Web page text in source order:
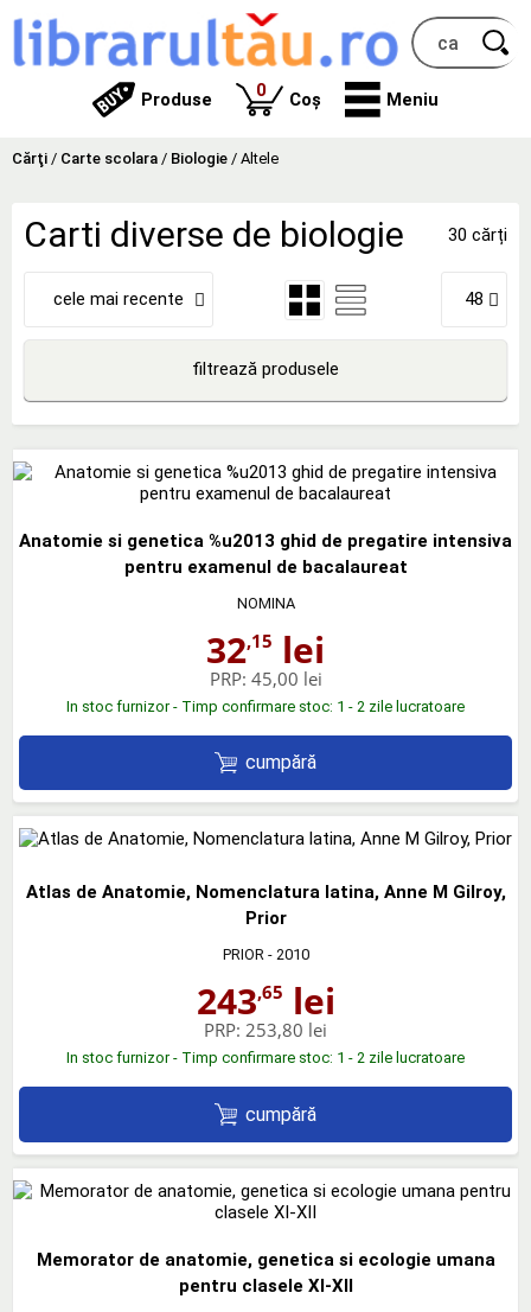
Produse 0produse
Coș Meniu
Cărţi / Carte scolara / Biologie / Altele
Carti diverse de biologie 30 cărți
cele mai recente 48
filtrează produsele
Anatomie si genetica %u2013 ghid de pregatire intensiva
pentru examenul de bacalaureat
NOMINA
32,15 lei
PRP: 45,00 lei
In stoc furnizor - Timp confirmare stoc: 1 - 2 zile lucratoare
cumpără
Atlas de Anatomie, Nomenclatura latina, Anne M Gilroy,
Prior
PRIOR- 2010
243,65 lei
PRP: 253,80 lei
In stoc furnizor - Timp confirmare stoc: 1 - 2 zile lucratoare
cumpără
Memorator de anatomie, genetica si ecologie umana
pentru clasele XI-XII